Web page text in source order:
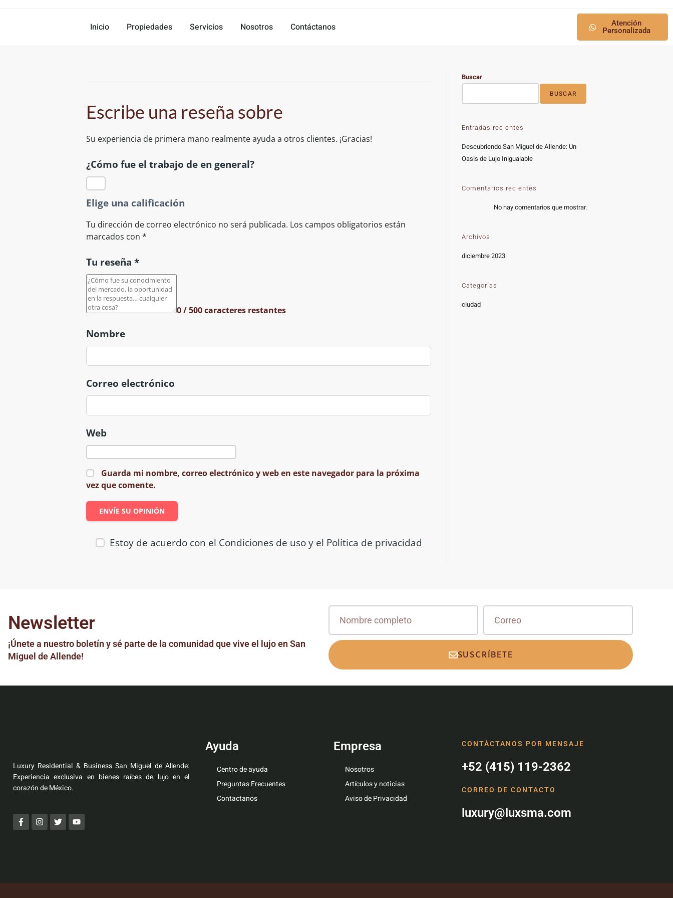
Inicio Propiedades Servicios Nosotros Contáctanos
Atención
Personalizada
Escribe una reseña sobre
Su experiencia de primera mano realmente ayuda a otros clientes. ¡Gracias!
¿Cómo fue el trabajo de en general?
Elige una calificación
Tu dirección de correo electrónico no será publicada. Los campos obligatorios están
marcados con *
Tu reseña *
0/ 500 caracteres restantes
Nombre
Correo electrónico
Web
Guarda mi nombre, correo electrónico y web en este navegador para la próxima
vez que comente.
Estoy de acuerdo con el Condiciones de uso y el Política de privacidad
Buscar
BUSCAR
Entradas recientes
Descubriendo San Miguel de Allende: Un
Oasis de Lujo Inigualable
Comentarios recientes
No hay comentarios que mostrar.
Archivos
diciembre 2023
Categorías
ciudad
Newsletter
¡Únete a nuestro boletín y sé parte de la comunidad que vive el lujo en San
Miguel de Allende!
SUSCRÍBETE
Luxury Residential & Business San Miguel de Allende:
Experiencia exclusiva en bienes raíces de lujo en el
corazón de México.
Ayuda
Centro de ayuda
Preguntas Frecuentes
Contactanos
Empresa
Nosotros
Artículos y noticias
Aviso de Privacidad
CONTÁCTANOS POR MENSAJE
+52 (415) 119-2362
CORREO DE CONTACTO
luxury@luxsma.com